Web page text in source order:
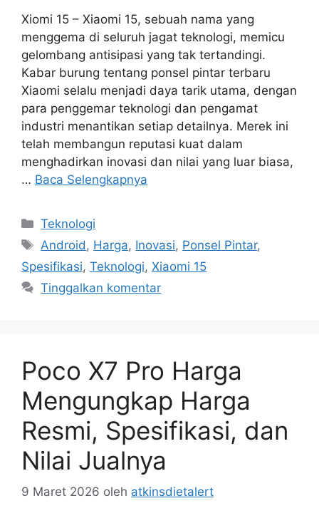
Xiomi 15 – Xiaomi 15, sebuah nama yang
menggema di seluruh jagat teknologi, memicu
gelombang antisipasi yang tak tertandingi.
Kabar burung tentang ponsel pintar terbaru
Xiaomi selalu menjadi daya tarik utama, dengan
para penggemar teknologi dan pengamat
industri menantikan setiap detailnya. Merek ini
telah membangun reputasi kuat dalam
menghadirkan inovasi dan nilai yang luar biasa,
… Baca Selengkapnya
Kategori
Teknologi
Tag
Android , Harga, Inovasi, Ponsel Pintar,
Spesifikasi, Teknologi, Xiaomi 15
Tinggalkan komentar
Poco X7 Pro Harga
Mengungkap Harga
Resmi, Spesifikasi, dan
Nilai Jualnya
9 Maret 2026 oleh atkinsdietalert